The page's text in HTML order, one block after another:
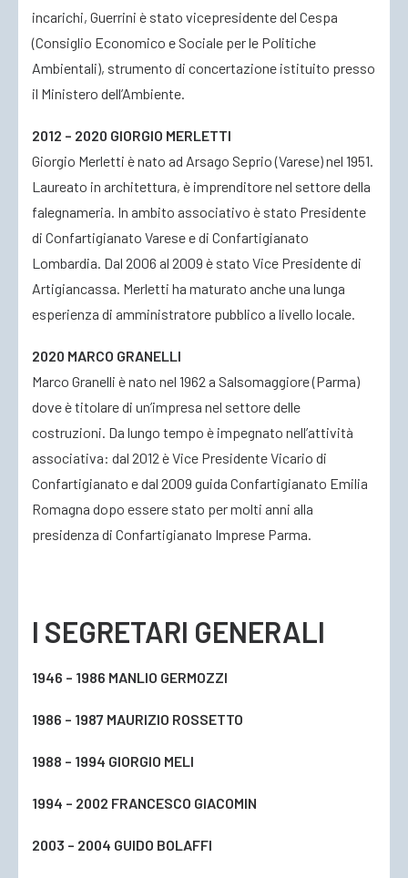
incarichi, Guerrini è stato vicepresidente del Cespa
(Consiglio Economico e Sociale per le Politiche
Ambientali), strumento di concertazione istituito presso
il Ministero dell’Ambiente.
2012 – 2020 GIORGIO MERLETTI
Giorgio Merletti è nato ad Arsago Seprio (Varese) nel 1951.
Laureato in architettura, è imprenditore nel settore della
falegnameria. In ambito associativo è stato Presidente
di Confartigianato Varese e di Confartigianato
Lombardia. Dal 2006 al 2009 è stato Vice Presidente di
Artigiancassa. Merletti ha maturato anche una lunga
esperienza di amministratore pubblico a livello locale.
2020 MARCO GRANELLI
Marco Granelli è nato nel 1962 a Salsomaggiore (Parma)
dove è titolare di un’impresa nel settore delle
costruzioni. Da lungo tempo è impegnato nell’attività
associativa: dal 2012 è Vice Presidente Vicario di
Confartigianato e dal 2009 guida Confartigianato Emilia
Romagna dopo essere stato per molti anni alla
presidenza di Confartigianato Imprese Parma.
I SEGRETARI GENERALI
1946 – 1986 MANLIO GERMOZZI
1986 – 1987 MAURIZIO ROSSETTO
1988 – 1994 GIORGIO MELI
1994 – 2002 FRANCESCO GIACOMIN
2003 – 2004 GUIDO BOLAFFI